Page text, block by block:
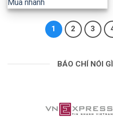
Mua nhanh
1 2 3
BÁO CHÍ NÓI